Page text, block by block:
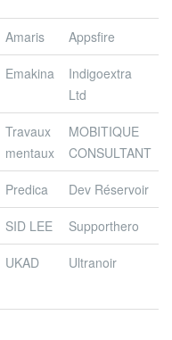
Amaris Appsfire
Emakina
Indigoextra
Ltd
Travaux
mentaux
MOBITIQUE
CONSULTANT
Predica Dev Réservoir
SID LEE Supporthero
UKAD Ultranoir